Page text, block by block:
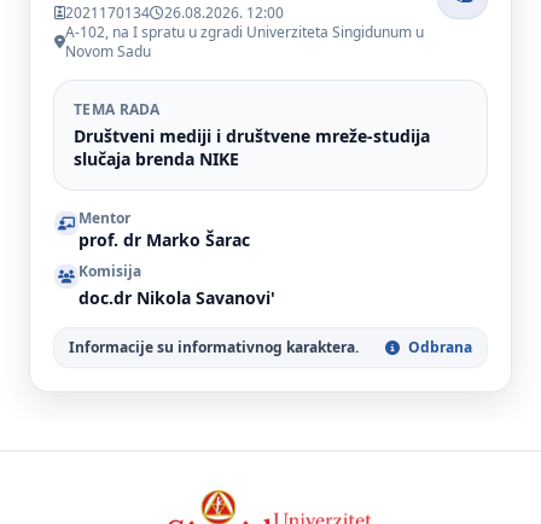
2021170134
26.08.2026. 12:00
A-102, na I spratu u zgradi Univerziteta Singidunum u
Novom Sadu
TEMA RADA
Društveni mediji i društvene mreže-studija
slučaja brenda NIKE
Mentor
prof. dr Marko Šarac
Komisija
doc.dr Nikola Savanovi'
Informacije su informativnog karaktera. Odbrana